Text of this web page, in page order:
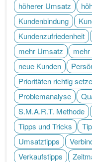
höherer Umsatz
Kundenbindung
Kundenzufriedenheit
mehr Umsatz
neue Kunden
Prioritäten richtig
Problemanalyse
S.M.A.R.T. Methode
Tipps und Tricks
Umsatztipps
Verkaufstipps